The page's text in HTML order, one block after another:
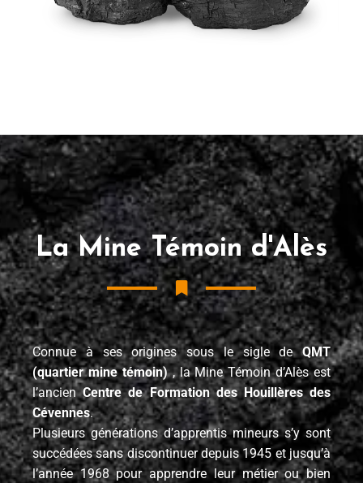
La Mine Témoin d'Alès
Connue à ses origines sous le sigle deQMT
(quartier mine témoin), la Mine Témoin d’Alès est
l’ancienCentre de Formation des Houillères des
Cévennes.
Plusieurs générations d’apprentis mineurs s’y sont
succédées sans discontinuer depuis 1945 et jusqu’à
l’année 1968 pour apprendre leur métier ou bien